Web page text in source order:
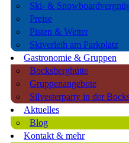
Ski- &
Preise
Pisten & Wetter
Skiverleih am Parkplatz
Gastronomie & Gruppen
Bocksberghütte
Gruppenangebote
Silvesterparty in der
Aktuelles
Blog
Kontakt & mehr